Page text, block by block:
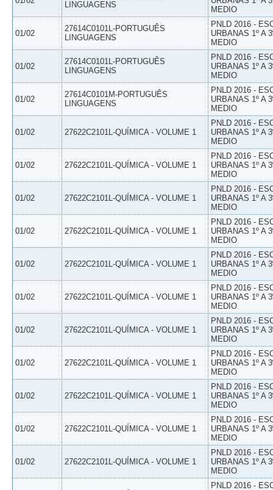
LINGUAGENS
MEDIO
01/02
27614C0101L-PORTUGUÊS
LINGUAGENS
PNLD 2016 -
URBANAS 1º A
MEDIO
01/02
27614C0101L-PORTUGUÊS
LINGUAGENS
PNLD 2016 -
URBANAS 1º A
MEDIO
01/02
27614C0101M-PORTUGUÊS
LINGUAGENS
PNLD 2016 -
URBANAS 1º A
MEDIO
01/02 27622C2101L-QUÍMICA - VOLUME 1
PNLD 2016 -
URBANAS 1º A
MEDIO
01/02 27622C2101L-QUÍMICA - VOLUME 1
PNLD 2016 -
URBANAS 1º A
MEDIO
01/02 27622C2101L-QUÍMICA - VOLUME 1
PNLD 2016 -
URBANAS 1º A
MEDIO
01/02 27622C2101L-QUÍMICA - VOLUME 1
PNLD 2016 -
URBANAS 1º A
MEDIO
01/02 27622C2101L-QUÍMICA - VOLUME 1
PNLD 2016 -
URBANAS 1º A
MEDIO
01/02 27622C2101L-QUÍMICA - VOLUME 1
PNLD 2016 -
URBANAS 1º A
MEDIO
01/02 27622C2101L-QUÍMICA - VOLUME 1
PNLD 2016 -
URBANAS 1º A
MEDIO
01/02 27622C2101L-QUÍMICA - VOLUME 1
PNLD 2016 -
URBANAS 1º A
MEDIO
01/02 27622C2101L-QUÍMICA - VOLUME 1
PNLD 2016 -
URBANAS 1º A
MEDIO
01/02 27622C2101L-QUÍMICA - VOLUME 1
PNLD 2016 -
URBANAS 1º A
MEDIO
01/02 27622C2101L-QUÍMICA - VOLUME 1
PNLD 2016 -
URBANAS 1º A
MEDIO
PNLD 2016 -